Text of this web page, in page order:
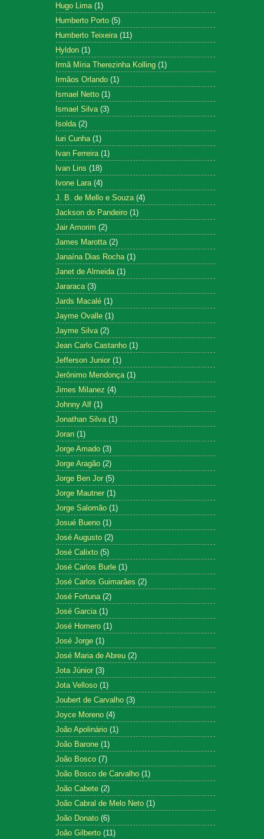
Hugo Lima (1)
Humberto Porto (5)
Humberto Teixeira (11)
Hyldon (1)
Irmã Míria Therezinha Kolling (1)
Irmãos Orlando (1)
Ismael Netto (1)
Ismael Silva (3)
Isolda (2)
Iuri Cunha (1)
Ivan Ferreira (1)
Ivan Lins (18)
Ivone Lara (4)
J. B. de Mello e Souza (4)
Jackson do Pandeiro (1)
Jair Amorim (2)
James Marotta (2)
Janaína Dias Rocha (1)
Janet de Almeida (1)
Jararaca (3)
Jards Macalé (1)
Jayme Ovalle (1)
Jayme Silva (2)
Jean Carlo Castanho (1)
Jefferson Junior (1)
Jerônimo Mendonça (1)
Jimes Milanez (4)
Johnny Alf (1)
Jonathan Silva (1)
Joran (1)
Jorge Amado (3)
Jorge Aragão (2)
Jorge Ben Jor (5)
Jorge Mautner (1)
Jorge Salomão (1)
Josué Bueno (1)
José Augusto (2)
José Calixto (5)
José Carlos Burle (1)
José Carlos Guimarães (2)
José Fortuna (2)
José Garcia (1)
José Homero (1)
José Jorge (1)
José Maria de Abreu (2)
Jota Júnior (3)
Jota Velloso (1)
Joubert de Carvalho (3)
Joyce Moreno (4)
João Apolinário (1)
João Barone (1)
João Bosco (7)
João Bosco de Carvalho (1)
João Cabete (2)
João Cabral de Melo Neto (1)
João Donato (6)
João Gilberto (11)